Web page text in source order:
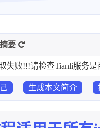
要
失败!!!请检查Tianli服务是
生成本文简介